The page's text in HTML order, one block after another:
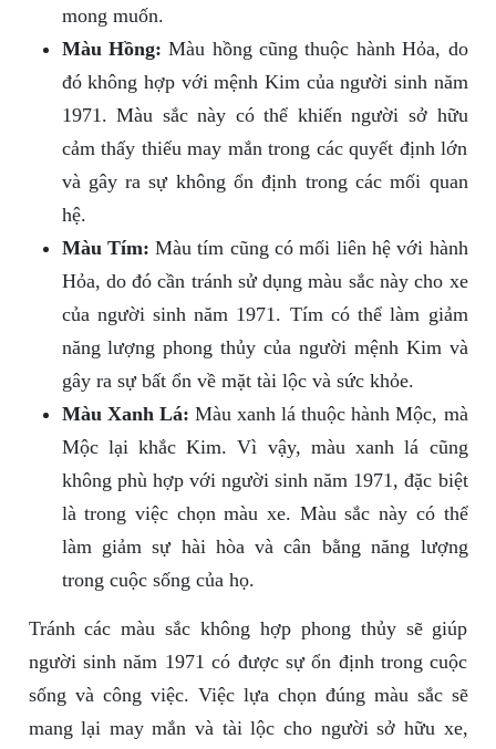
mong muốn.
Màu Hồng: Màu hồng cũng thuộc hành Hỏa, do
đó không hợp với mệnh Kim của người sinh năm
1971. Màu sắc này có thể khiến người sở hữu
cảm thấy thiếu may mắn trong các quyết định lớn
và gây ra sự không ổn định trong các mối quan
hệ.
Màu Tím: Màu tím cũng có mối liên hệ với hành
Hỏa, do đó cần tránh sử dụng màu sắc này cho xe
của người sinh năm 1971. Tím có thể làm giảm
năng lượng phong thủy của người mệnh Kim và
gây ra sự bất ổn về mặt tài lộc và sức khỏe.
Màu Xanh Lá: Màu xanh lá thuộc hành Mộc, mà
Mộc lại khắc Kim. Vì vậy, màu xanh lá cũng
không phù hợp với người sinh năm 1971, đặc biệt
là trong việc chọn màu xe. Màu sắc này có thể
làm giảm sự hài hòa và cân bằng năng lượng
trong cuộc sống của họ.
Tránh các màu sắc không hợp phong thủy sẽ giúp
người sinh năm 1971 có được sự ổn định trong cuộc
sống và công việc. Việc lựa chọn đúng màu sắc sẽ
mang lại may mắn và tài lộc cho người sở hữu xe,